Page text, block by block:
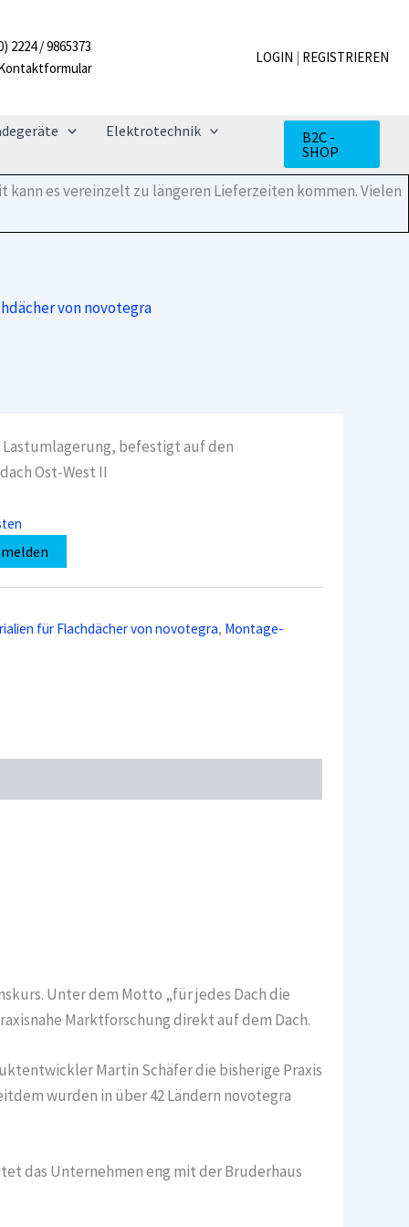
2224 / 9865373
LOGIN | REGISTRIEREN
Elektrotechnik
B2C -
SHOP
es vereinzelt zu längeren Lieferzeiten kommen. Vielen
von novotegra
befestigt auf den
Ost-West II
für Flachdächer von novotegra, Montage-
Unter dem Motto „für jedes Dach die
Marktforschung direkt auf dem Dach.
Martin Schäfer die bisherige Praxis
wurden in über 42 Ländern novotegra
das Unternehmen eng mit der Bruderhaus